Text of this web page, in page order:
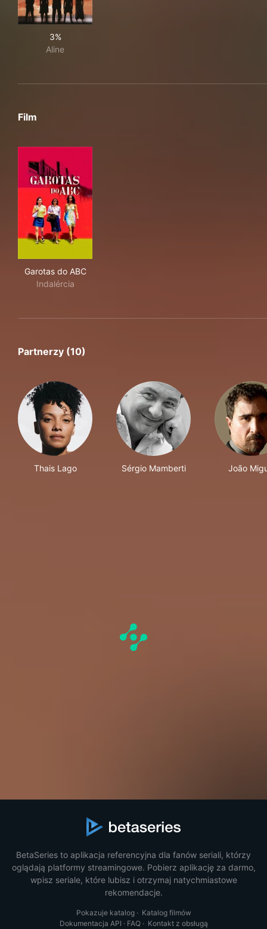
3%
Aline
Film
Garotas do ABC
Indalércia
Partnerzy (10)
Thais Lago Sérgio Mamberti João
BetaSeries to aplikacja referencyjna dla fanów seriali, którzy
oglądają platformy streamingowe. Pobierz aplikację za darmo,
wpisz seriale, które lubisz i otrzymaj natychmiastowe
rekomendacje.
Pokazuje katalog· Katalog filmów
Dokumentacja API · FAQ· Kontakt z obsługą